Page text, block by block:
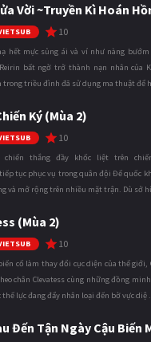
Vời ~Truyền Kì Hoán
10
hết mực sủng ái và ví như nàng bướm
bất ngờ trở thành nạn nhân của
trong triều đình đã sử dụng ma thuật để
Ký (Mùa 2)
10
chiến thắng đầy khốc liệt trên
tiếp tục phục vụ trong quân đội Đế quốc
và mở rộng trên nhiều mặt trận. Dù sở
(Mùa 2)
10
cố làm thay đổi cục diện của thế giới,
chân Clevatess cùng những đồng
thế lực đang đẩy nhân loại đến bờ vực diệ
Đến Tận Ngày Cậu Biến